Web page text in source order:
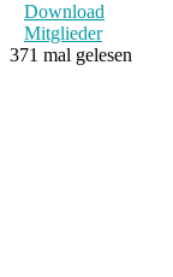
Download
Mitglieder
371 mal gelesen